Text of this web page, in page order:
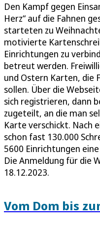
Den Kampf gegen
Herz“ auf die Fahnen
starteten zu
motivierte
Einrichtungen zu
betreut werden.
und Ostern Karten, die
sollen. Über die
sich registrieren, dann
zugeteilt, an die man
Karte verschickt. Nach
schon fast 130.000
5600 Einrichtungen
Die Anmeldung für die
18.12.2023.
Vom Dom bis